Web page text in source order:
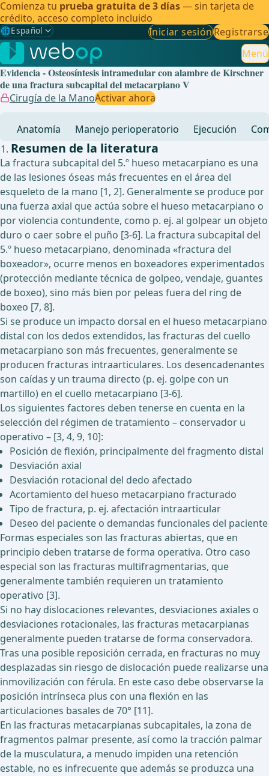
Comienza tu prueba gratuita de 3 días— sin tarjeta de
crédito, acceso completo incluido
🌐Español
Gewählte Sprache: Español
🇩🇪 Alemán
🇬🇧Inglés
🇪🇸Español ✓
🇧🇷Brasileño
Iniciar sesiónRegistrarse
Menú
Evidencia - Osteosíntesis intramedular con alambre de Kirschner
de una fractura subcapital del metacarpiano V
Cirugía de la ManoActivar ahora
Anatomía Manejo perioperatorio Ejecución
Resumen de la literatura
La fractura subcapital del 5.º hueso metacarpiano es una
de las lesiones óseas más frecuentes en el área del
esqueleto de la mano [1, 2]. Generalmente se produce por
una fuerza axial que actúa sobre el hueso metacarpiano o
por violencia contundente, como p. ej. al golpear un objeto
duro o caer sobre el puño [3-6]. La fractura subcapital del
5.º hueso metacarpiano, denominada «fractura del
boxeador», ocurre menos en boxeadores experimentados
(protección mediante técnica de golpeo, vendaje, guantes
de boxeo), sino más bien por peleas fuera del ring de
boxeo [7, 8].
Si se produce un impacto dorsal en el hueso metacarpiano
distal con los dedos extendidos, las fracturas del cuello
metacarpiano son más frecuentes, generalmente se
producen fracturas intraarticulares. Los desencadenantes
son caídas y un trauma directo (p. ej. golpe con un
martillo) en el cuello metacarpiano [3-6].
Los siguientes factores deben tenerse en cuenta en la
selección del régimen de tratamiento – conservador u
operativo – [3, 4, 9, 10]:
Posición de flexión, principalmente del fragmento distal
Desviación axial
Desviación rotacional del dedo afectado
Acortamiento del hueso metacarpiano fracturado
Tipo de fractura, p. ej. afectación intraarticular
Deseo del paciente o demandas funcionales del paciente
Formas especiales son las fracturas abiertas, que en
principio deben tratarse de forma operativa. Otro caso
especial son las fracturas multifragmentarias, que
generalmente también requieren un tratamiento
operativo [3].
Si no hay dislocaciones relevantes, desviaciones axiales o
desviaciones rotacionales, las fracturas metacarpianas
generalmente pueden tratarse de forma conservadora.
Tras una posible reposición cerrada, en fracturas no muy
desplazadas sin riesgo de dislocación puede realizarse una
inmovilización con férula. En este caso debe observarse la
posición intrínseca plus con una flexión en las
articulaciones basales de 70° [11].
En las fracturas metacarpianas subcapitales, la zona de
fragmentos palmar presente, así como la tracción palmar
de la musculatura, a menudo impiden una retención
estable, no es infrecuente que además se produzca una